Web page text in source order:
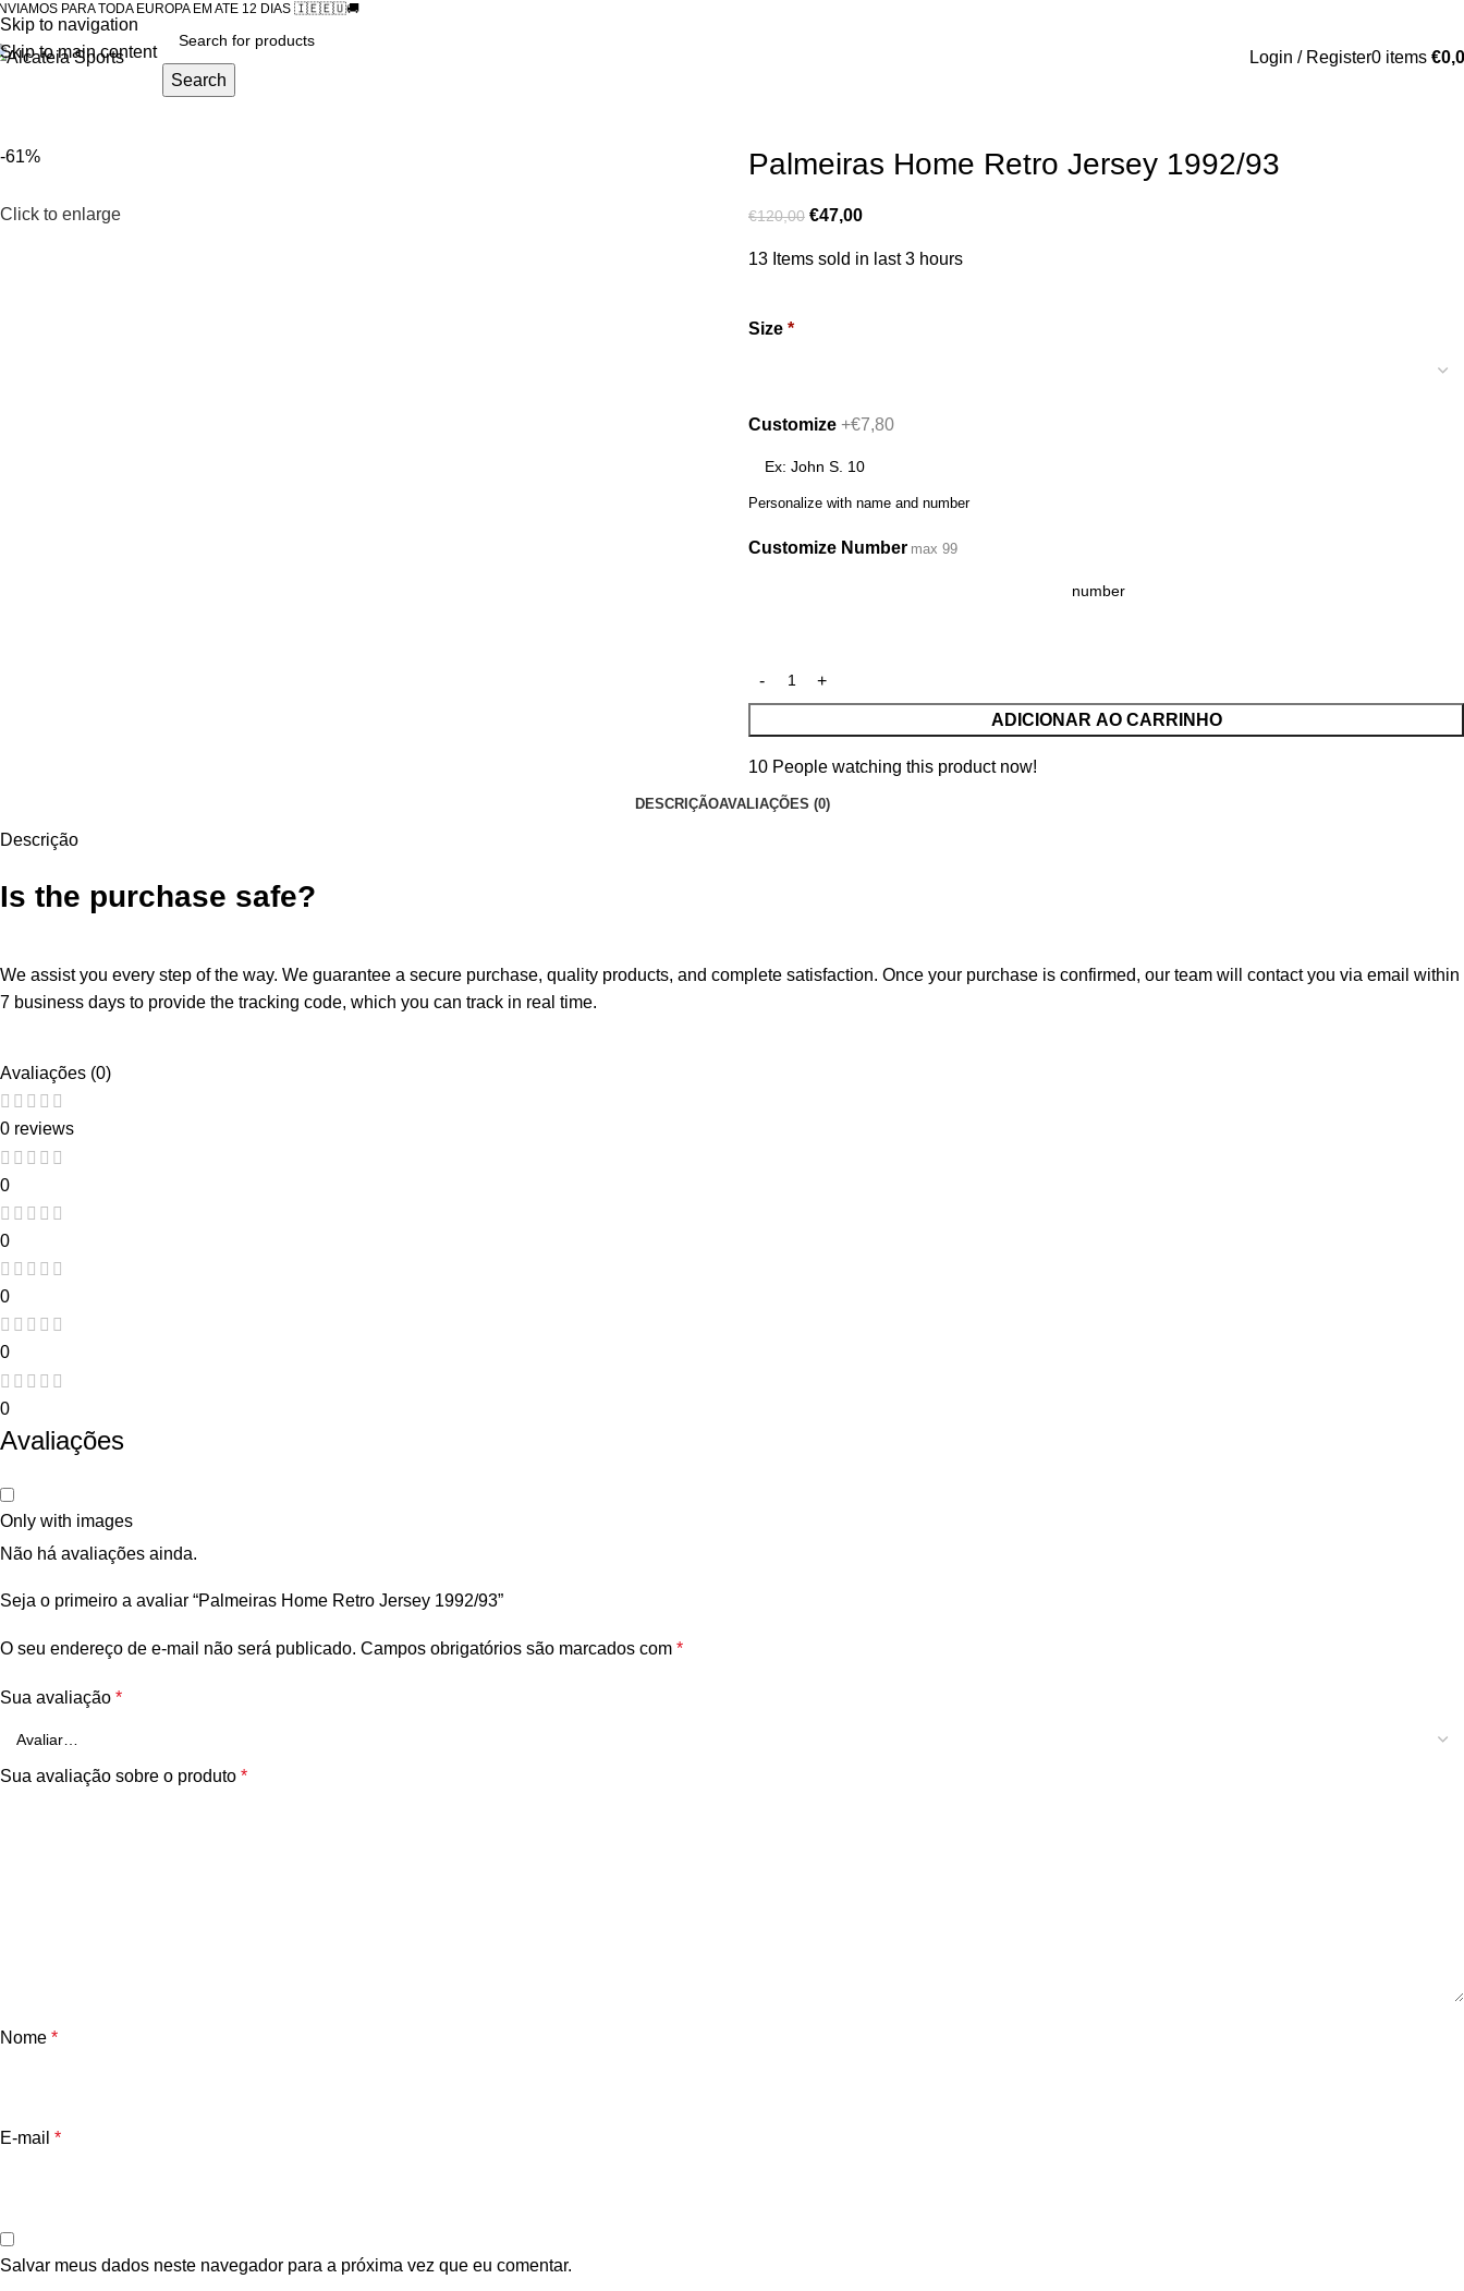
Skip to navigation
Skip to main content
PARA TODA EUROPA EM ATE 12 DIAS 🇮🇪🇪🇺🚚
Search
Login / Register0 items €
-61%
Click to enlarge
Palmeiras Home Retro Jersey 1992/93
€120,00 €47,00
13 Items sold in last 3 hours
Size *
Customize +€7,80
Personalize with name and number
Customize Number max 99
ADICIONAR AO CARRINHO
10 People watching this product now!
DESCRIÇÃOAVALIAÇÕES (0)
Descrição
Is the purchase safe?
We assist you every step of the way. We guarantee a secure purchase, quality products, and complete satisfaction. Once your purchase is confirmed, our team will contact you via email within
7 business days to provide the tracking code, which you can track in real time.
Avaliações (0)
0 reviews
0
0
0
0
0
Avaliações
Only with images
Não há avaliações ainda.
Seja o primeiro a avaliar “Palmeiras Home Retro Jersey 1992/93”
O seu endereço de e-mail não será publicado. Campos obrigatórios são marcados com *
Sua avaliação *
Sua avaliação sobre o produto *
Nome *
E-mail *
Salvar meus dados neste navegador para a próxima vez que eu comentar.